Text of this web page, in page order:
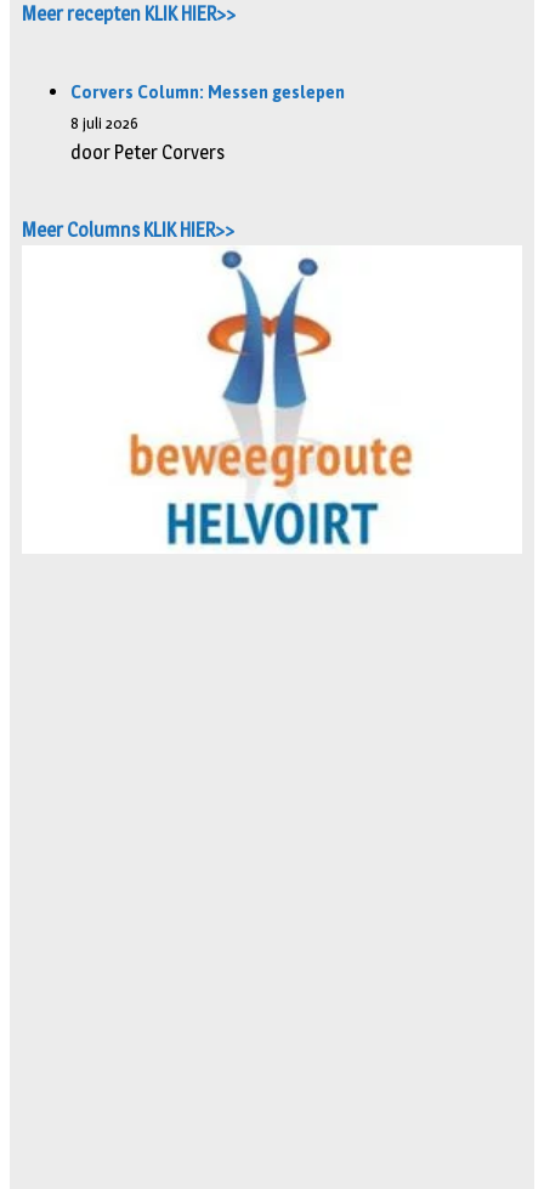
Meer recepten KLIK HIER>>
Corvers Column: Messen geslepen
8 juli 2026
door Peter Corvers
Meer Columns KLIK HIER>>